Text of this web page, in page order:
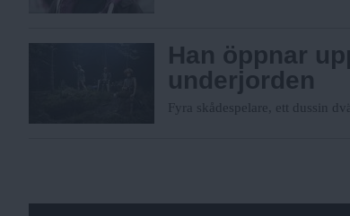
Han öppnar
underjorden
Fyra skådespelare, ett dussin